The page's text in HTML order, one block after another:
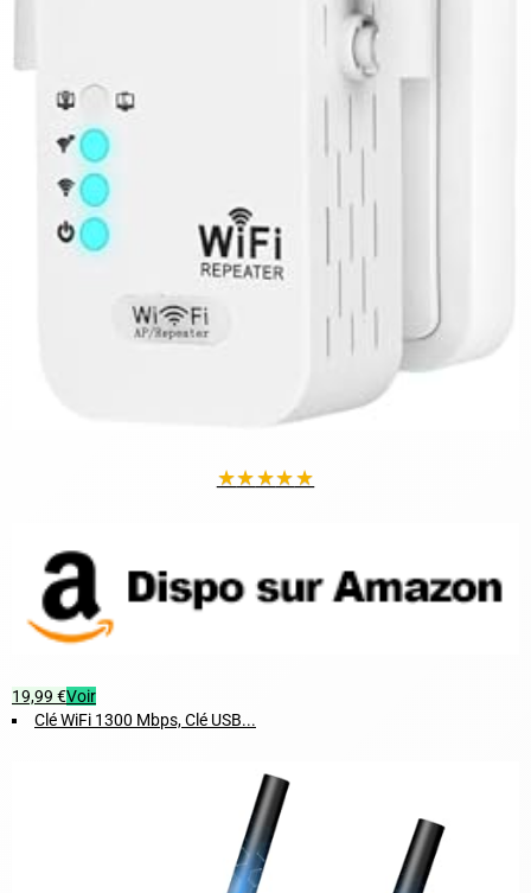
★★★★★
19,99 €Voir
Clé WiFi 1300 Mbps, Clé USB...